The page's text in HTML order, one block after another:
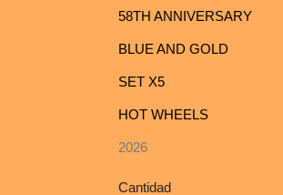
58TH ANNIVERSARY
BLUE AND GOLD
SET X5
HOT WHEELS
2026
Cantidad